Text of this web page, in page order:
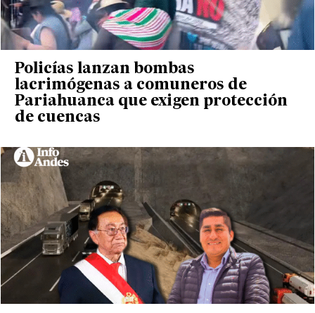
Policías lanzan bombas
lacrimógenas a comuneros de
Pariahuanca que exigen protección
de cuencas